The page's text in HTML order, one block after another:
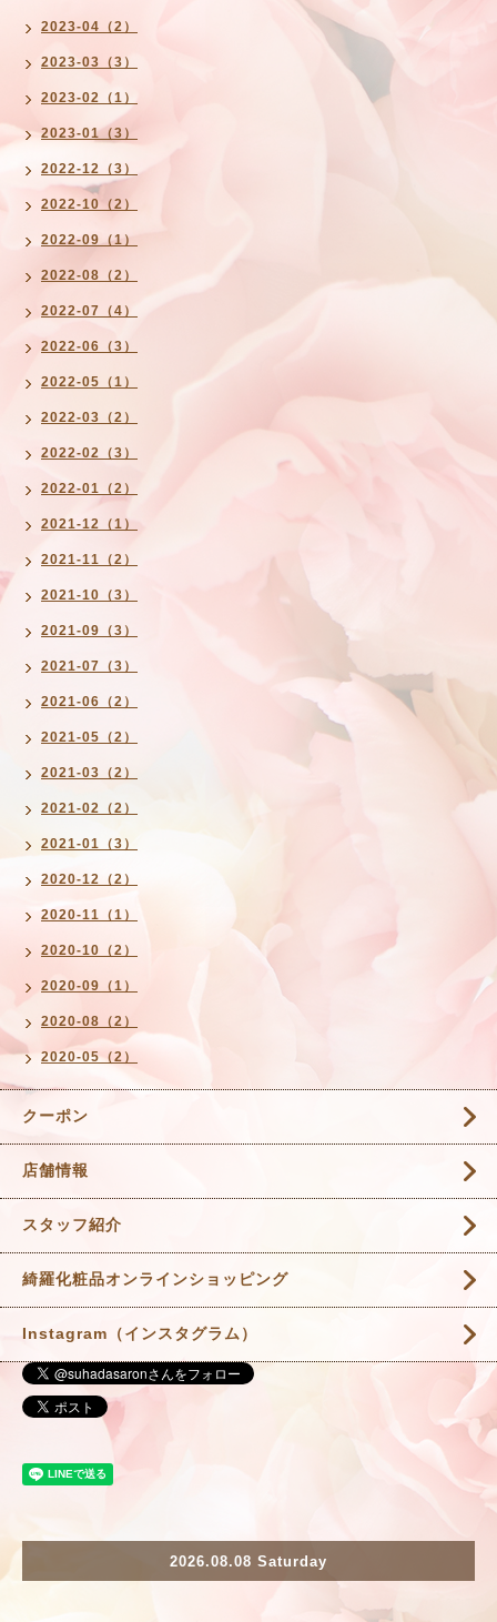
2023-04（2）
2023-03（3）
2023-02（1）
2023-01（3）
2022-12（3）
2022-10（2）
2022-09（1）
2022-08（2）
2022-07（4）
2022-06（3）
2022-05（1）
2022-03（2）
2022-02（3）
2022-01（2）
2021-12（1）
2021-11（2）
2021-10（3）
2021-09（3）
2021-07（3）
2021-06（2）
2021-05（2）
2021-03（2）
2021-02（2）
2021-01（3）
2020-12（2）
2020-11（1）
2020-10（2）
2020-09（1）
2020-08（2）
2020-05（2）
クーポン
店舗情報
スタッフ紹介
綺羅化粧品オンラインショッピング
Instagram（インスタグラム）
2026.08.08 Saturday